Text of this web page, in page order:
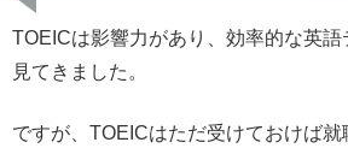
TOEICは影響力があり、効率的な英
見てきました。
ですが、TOEICはただ受けておけば